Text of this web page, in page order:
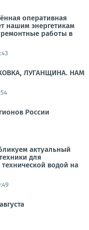
оперативная
нашим энергетикам
работы в
ЛУГАНЩИНА. НАМ
России
актуальный
для
водой на